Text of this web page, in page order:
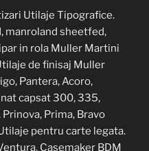
Utilaje Tipografice.
manroland sheetfed,
in rola Muller Martini
de finisaj Muller
Pantera, Acoro,
capsat 300, 335,
Prima, Bravo
pentru carte legata.
Casemaker BDM